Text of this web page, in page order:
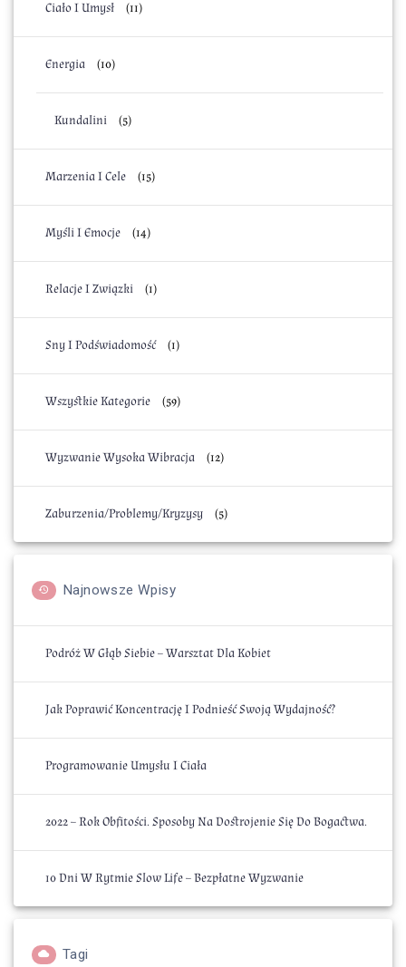
Ciało I Umysł (11)
Energia (10)
Kundalini (5)
Marzenia I Cele (15)
Myśli I Emocje (14)
Relacje I Związki (1)
Sny I Podświadomość (1)
Wszystkie Kategorie (59)
Wyzwanie Wysoka Wibracja (12)
Zaburzenia/Problemy/Kryzysy (5)
Najnowsze Wpisy
Podróż W Głąb Siebie – Warsztat Dla Kobiet
Jak Poprawić Koncentrację I Podnieść Swoją Wydajność?
Programowanie Umysłu I Ciała
2022 – Rok Obfitości. Sposoby Na Dostrojenie Się Do Bogactwa.
10 Dni W Rytmie Slow Life – Bezpłatne Wyzwanie
Tagi